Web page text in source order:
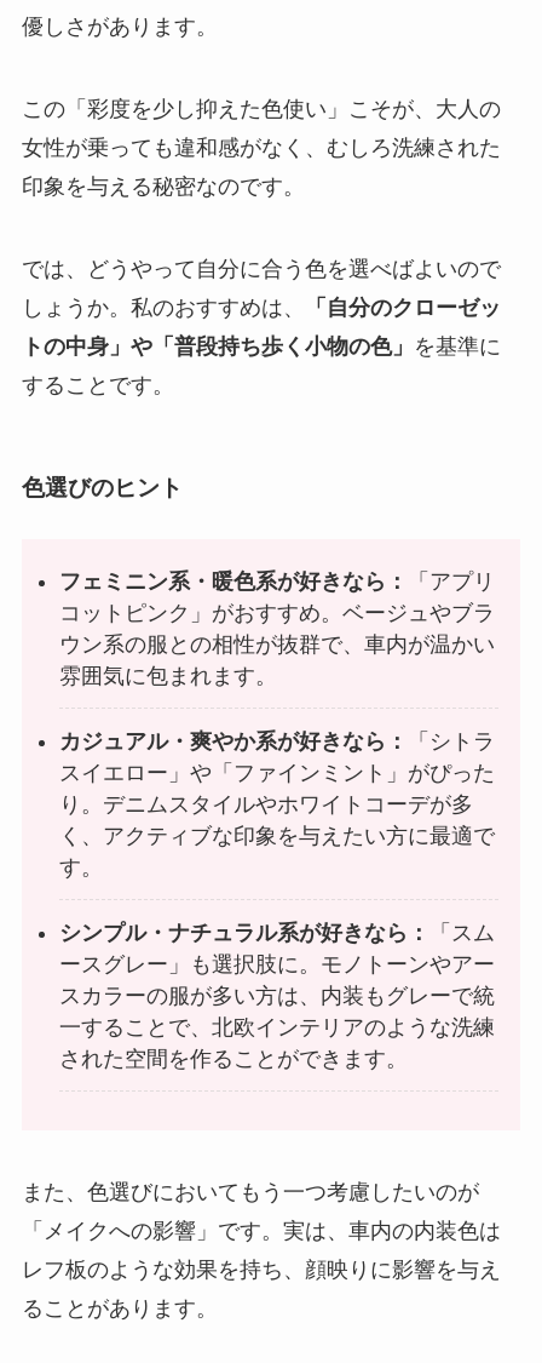
優しさがあります。
この「彩度を少し抑えた色使い」こそが、大人の
女性が乗っても違和感がなく、むしろ洗練された
印象を与える秘密なのです。
では、どうやって自分に合う色を選べばよいので
しょうか。私のおすすめは、
「自分のクローゼッ
トの中身」や「普段持ち歩く小物の色」 を基準に
することです。
色選びのヒント
フェミニン系・暖色系が好きなら：
「アプリ
コットピンク」がおすすめ。ベージュやブラ
ウン系の服との相性が抜群で、車内が温かい
雰囲気に包まれます。
カジュアル・爽やか系が好きなら：
「シトラ
スイエロー」や「ファインミント」がぴった
り。デニムスタイルやホワイトコーデが多
く、アクティブな印象を与えたい方に最適で
す。
シンプル・ナチュラル系が好きなら：
「スム
ースグレー」も選択肢に。モノトーンやアー
スカラーの服が多い方は、内装もグレーで統
一することで、北欧インテリアのような洗練
された空間を作ることができます。
また、色選びにおいてもう一つ考慮したいのが
「メイクへの影響」です。実は、車内の内装色は
レフ板のような効果を持ち、顔映りに影響を与え
ることがあります。